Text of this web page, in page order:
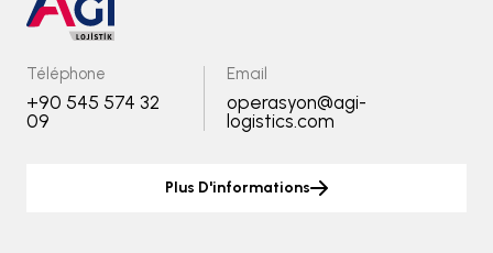
Téléphone
+90 545 574 32
09
Email
operasyon@agi-
logistics.com
Plus D'informations